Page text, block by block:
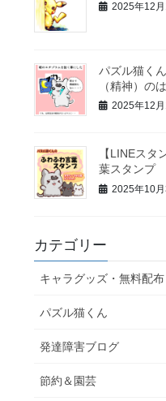
2025年12月
パズル猫く
（精神）の
2025年12月
【LINEスタ
葉スタンプ
2025年10月
カテゴリー
キャラグッズ・無料配布
パズル猫くん
発達障害ブログ
節約＆園芸